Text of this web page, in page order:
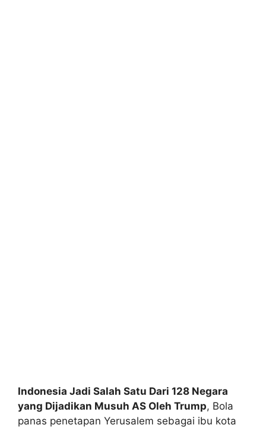
Indonesia Jadi Salah Satu Dari 128 Negara
yang Dijadikan Musuh AS Oleh Trump, Bola
panas penetapan Yerusalem sebagai ibu kota